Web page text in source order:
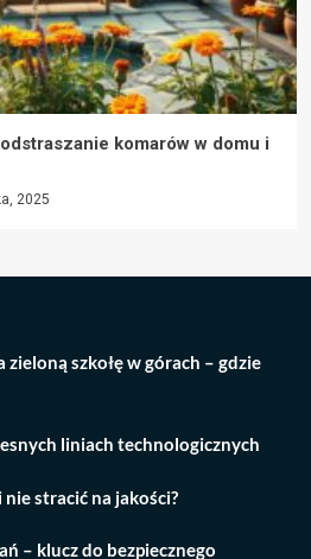
komarów w domu i
2025
szkołę w górach – gdzie
liniach technologicznych
stracić na jakości?
– klucz do bezpiecznego